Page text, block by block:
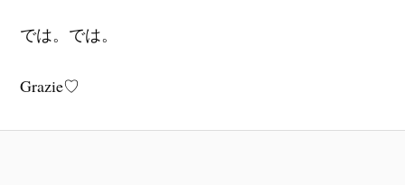
では。では。
Grazie♡